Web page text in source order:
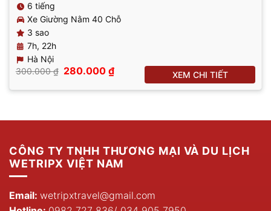
6 tiếng
Xe Giường Nằm 40 Chỗ
3 sao
7h, 22h
Hà Nội
300.000₫ Giá
là:
280.000 ₫Giá
hiện
tại
XEM CHI TIẾT
CÔNG TY TNHH THƯƠNG MẠI VÀ DU LỊCH
WETRIPX VIỆT NAM
Email: wetripxtravel@gmail.com